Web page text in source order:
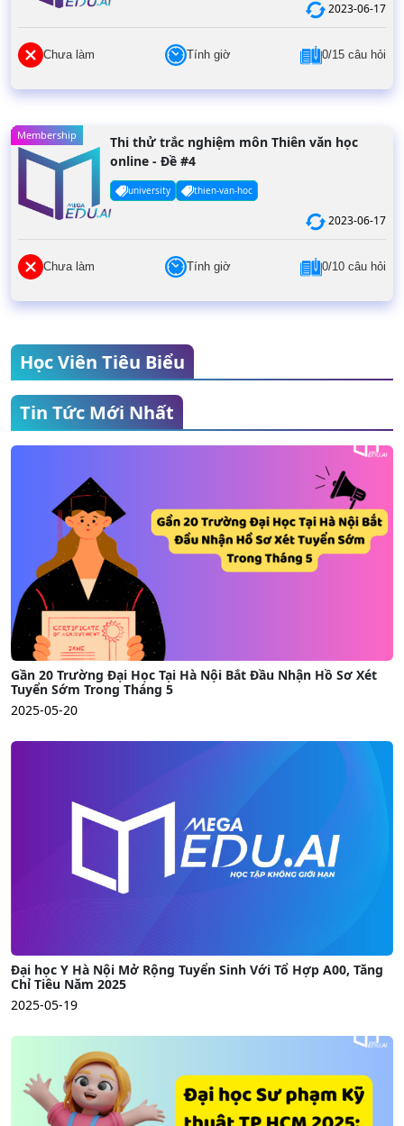
2023-06-17
Chưa làm Tính giờ 0/15 câu hỏi
Membership
Thi thử trắc nghiệm môn Thiên văn học
online - Đề #4
university thien-van-hoc
2023-06-17
Chưa làm Tính giờ 0/10 câu hỏi
Học Viên Tiêu Biểu
Nguyễn Thế Thái
THPT Yên Hoà
Điểm thi đánh giá năng lực: 119
Tin Tức Mới Nhất
Gần 20 Trường Đại Học Tại Hà Nội Bắt Đầu Nhận Hồ Sơ Xét
Tuyển Sớm Trong Tháng 5
2025-05-20
Đại học Y Hà Nội Mở Rộng Tuyển Sinh Với Tổ Hợp A00, Tăng
Chỉ Tiêu Năm 2025
2025-05-19